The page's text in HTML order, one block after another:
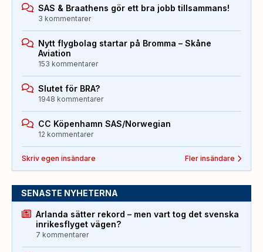
SAS & Braathens gör ett bra jobb tillsammans!
3 kommentarer
Nytt flygbolag startar på Bromma – Skåne
Aviation
153 kommentarer
Slutet för BRA?
1948 kommentarer
CC Köpenhamn SAS/Norwegian
12 kommentarer
Skriv egen insändare Fler insändare
SENASTE NYHETERNA
Arlanda sätter rekord – men vart tog det svenska
inrikesflyget vägen?
7 kommentarer